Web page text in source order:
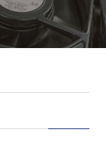
a
v
i
g
a
n